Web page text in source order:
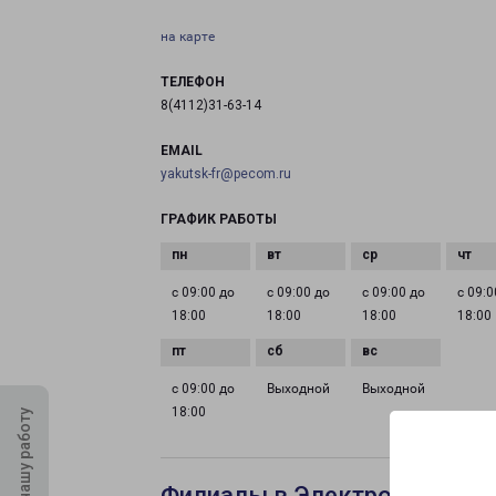
на карте
ТЕЛЕФОН
8(4112)31-63-14
EMAIL
yakutsk-fr@pecom.ru
ГРАФИК РАБОТЫ
с 09:00 до
18:00
с 09:00 до
18:00
с 09:00 до
18:00
с
18:00
с 09:00 до
18:00
Выходной Выходной